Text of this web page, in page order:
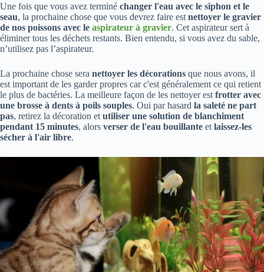
Une fois que vous avez terminé changer l'eau avec le siphon et le
seau, la prochaine chose que vous devrez faire est nettoyer le gravier
de nos poissons avec le aspirateur à gravier. Cet aspirateur sert à
éliminer tous les déchets restants. Bien entendu, si vous avez du sable,
n’utilisez pas l’aspirateur.
La prochaine chose sera nettoyer les décorations que nous avons, il
est important de les garder propres car c'est généralement ce qui retient
le plus de bactéries. La meilleure façon de les nettoyer est frotter avec
une brosse à dents à poils souples. Oui par hasard la saleté ne part
pas, retirez la décoration et utiliser une solution de blanchiment
pendant 15 minutes, alors verser de l'eau bouillante et laissez-les
sécher à l'air libre.